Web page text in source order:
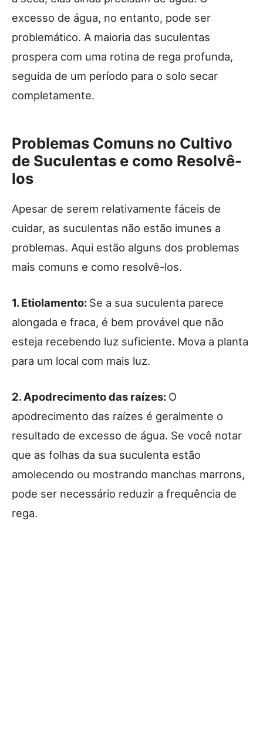
excesso de água, no entanto, pode ser
problemático. A maioria das suculentas
prospera com uma rotina de rega profunda,
seguida de um período para o solo secar
completamente.
Problemas Comuns no Cultivo
de Suculentas e como Resolvê-
los
Apesar de serem relativamente fáceis de
cuidar, as suculentas não estão imunes a
problemas. Aqui estão alguns dos problemas
mais comuns e como resolvê-los.
1. Etiolamento: Se a sua suculenta parece
alongada e fraca, é bem provável que não
esteja recebendo luz suficiente. Mova a planta
para um local com mais luz.
2. Apodrecimento das raízes: O
apodrecimento das raízes é geralmente o
resultado de excesso de água. Se você notar
que as folhas da sua suculenta estão
amolecendo ou mostrando manchas marrons,
pode ser necessário reduzir a frequência de
rega.